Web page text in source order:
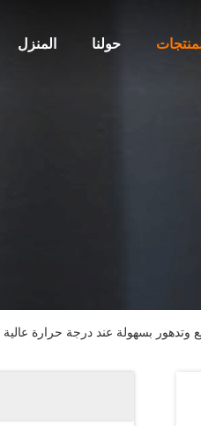
المنزل حولنا
بسهولة عند درجة حرارة عالية